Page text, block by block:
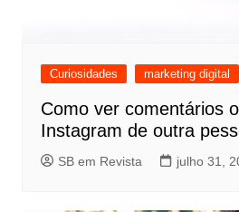
Curiosidades marketing digital
Como ver comentários
Instagram de outra
SB em Revista julho 31,